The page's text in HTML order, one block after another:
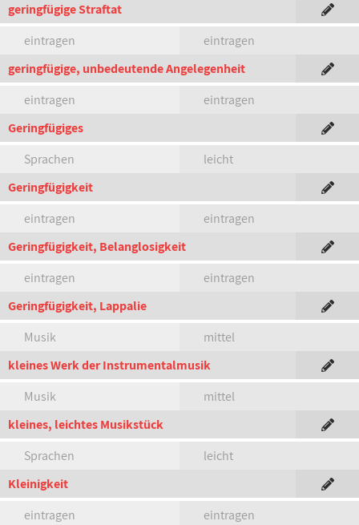
geringfügige Straftat
eintragen
eintragen
geringfügige, unbedeutende Angelegenheit
eintragen
eintragen
Geringfügiges
Sprachen
leicht
Geringfügigkeit
eintragen
eintragen
Geringfügigkeit, Belanglosigkeit
eintragen
eintragen
Geringfügigkeit, Lappalie
Musik
mittel
kleines Werk der Instrumentalmusik
Musik
mittel
kleines, leichtes Musikstück
Sprachen
leicht
Kleinigkeit
eintragen
eintragen